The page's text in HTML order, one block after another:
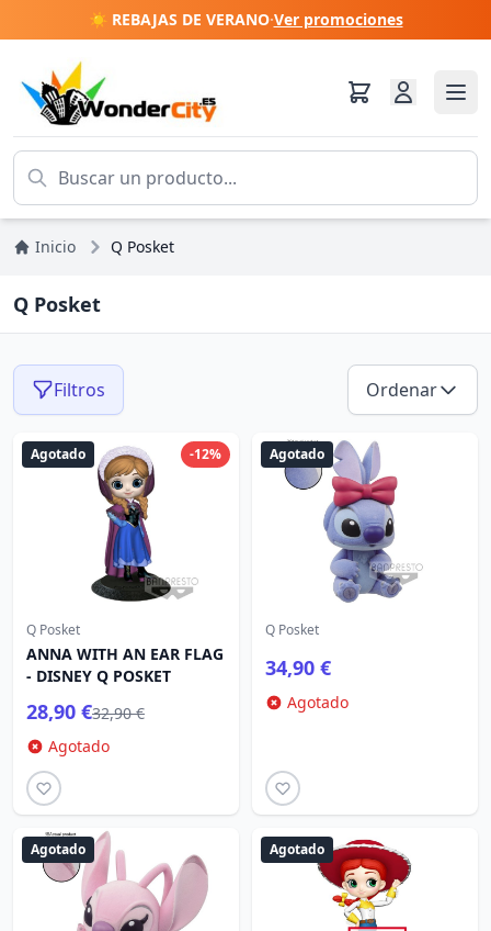
☀️ REBAJAS DE VERANO·Ver promociones
Inicio Q Posket
Q Posket
Filtros Ordenar
-12%
Agotado
Q Posket
ANNA WITH AN EAR FLAG
- DISNEY Q POSKET
28,90 €32,90 €
Agotado
Agotado
Q Posket
34,90 €
Agotado
Agotado Agotado